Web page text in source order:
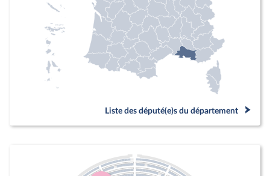
Liste des député(e)s du département